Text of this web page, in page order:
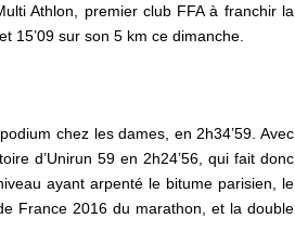
Athlon, premier club FFA à franchir la
15’09 sur son 5 km ce dimanche.
chez les dames, en 2h34’59. Avec
d’Unirun 59 en 2h24’56, qui fait donc
ayant arpenté le bitume parisien, le
France 2016 du marathon, et la double